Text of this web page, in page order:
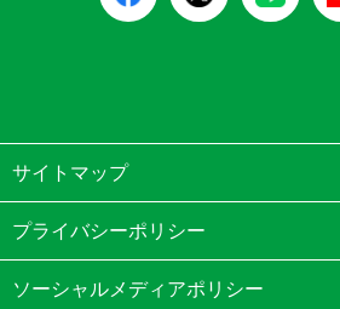
サイトマップ
プライバシーポリシー
ソーシャルメディアポリシー